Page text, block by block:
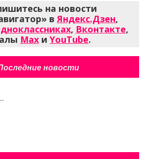
на новости
вЯндекс.Дзен,
, Вконтакте,
Max и YouTube.
новости